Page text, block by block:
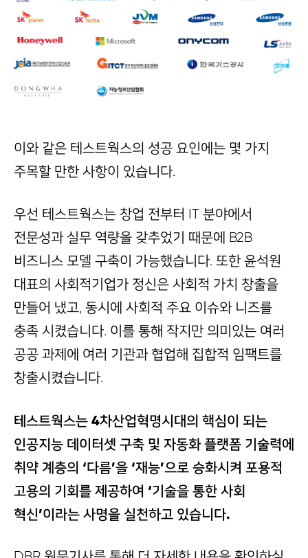
이와 같은 테스트웍스의 성공 요인에는 몇 가지
주목할 만한 사항이 있습니다.
우선 테스트웍스는 창업 전부터 IT 분야에서
전문성과 실무 역량을 갖추었기 때문에 B2B
비즈니스 모델 구축이 가능했습니다. 또한 윤석원
대표의 사회적기업가 정신은 사회적 가치 창출을
만들어 냈고, 동시에 사회적 주요 이슈와 니즈를
충족 시켰습니다. 이를 통해 작지만 의미있는 여러
공공 과제에 여러 기관과 협업해 집합적 임팩트를
창출시켰습니다.
테스트웍스는 4차산업혁명시대의 핵심이 되는
인공지능 데이터셋 구축 및 자동화 플랫폼 기술력에
취약 계층의 ‘다름’을 ‘재능’으로 승화시켜 포용적
고용의 기회를 제공하여 ‘기술을 통한 사회
혁신’이라는 사명을 실천하고 있습니다.